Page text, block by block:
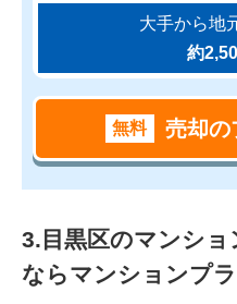
大手から地
約
無料 売却の
3.目黒区のマンショ
ならマンションプ